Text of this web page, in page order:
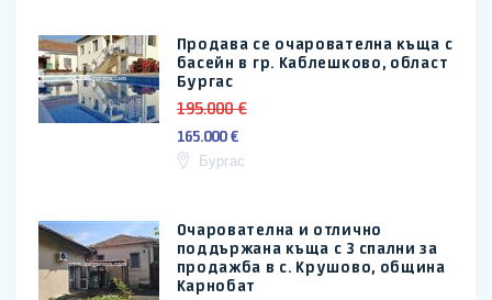
Продава се очарователна къща с
басейн в гр. Каблешково, област
Бургас
195.000 €
165.000 €
Бургас
Очарователна и отлично
поддържана къща с 3 спални за
продажба в с. Крушово, община
Карнобат